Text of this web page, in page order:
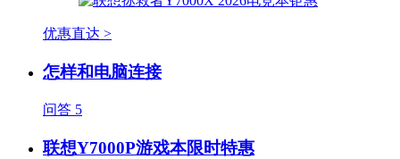
优惠直达 >
怎样和电脑连接
问答 5
联想Y7000P游戏本限时特惠